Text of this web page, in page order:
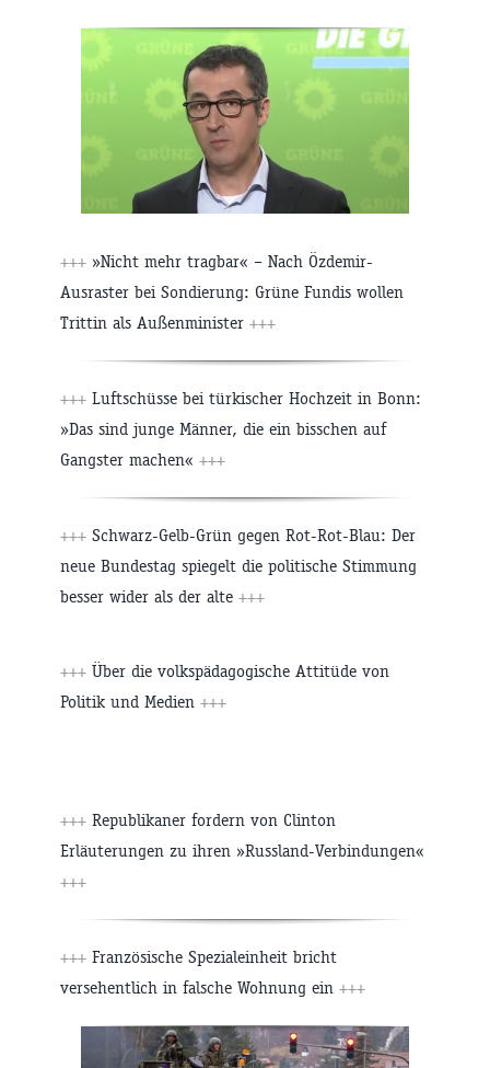
+++ »Nicht mehr tragbar« – Nach Özdemir-
Ausraster bei Sondierung: Grüne Fundis wollen
Trittin als Außenminister +++
+++ Luftschüsse bei türkischer Hochzeit in Bonn:
»Das sind junge Männer, die ein bisschen auf
Gangster machen« +++
+++ Schwarz-Gelb-Grün gegen Rot-Rot-Blau: Der
neue Bundestag spiegelt die politische Stimmung
besser wider als der alte +++
+++ Über die volkspädagogische Attitüde von
Politik und Medien +++
+++ Republikaner fordern von Clinton
Erläuterungen zu ihren »Russland-Verbindungen«
+++
+++ Französische Spezialeinheit bricht
versehentlich in falsche Wohnung ein +++